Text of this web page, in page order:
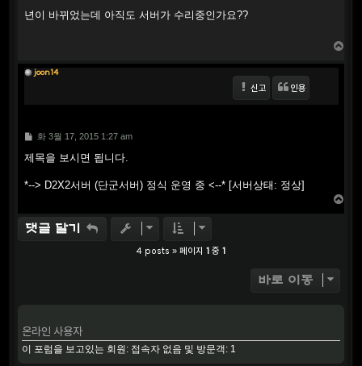
s
년이 바뀌었는데 아직도 서버가 수리중인가요??
joon14
신고 인용
P
s
화 3월 17, 2015 1:27 am
제목을 보시면 됩니다.
*--> D2X2서버 (단군서버) 정식 운영 중 <--* [서버상태: 정상]
댓글 달기
4 posts » 페이지 1 중 1
바로 이동
온라인 사용자
이 포럼을 보고있는 회원: 접속자 없음 및 방문객: 1